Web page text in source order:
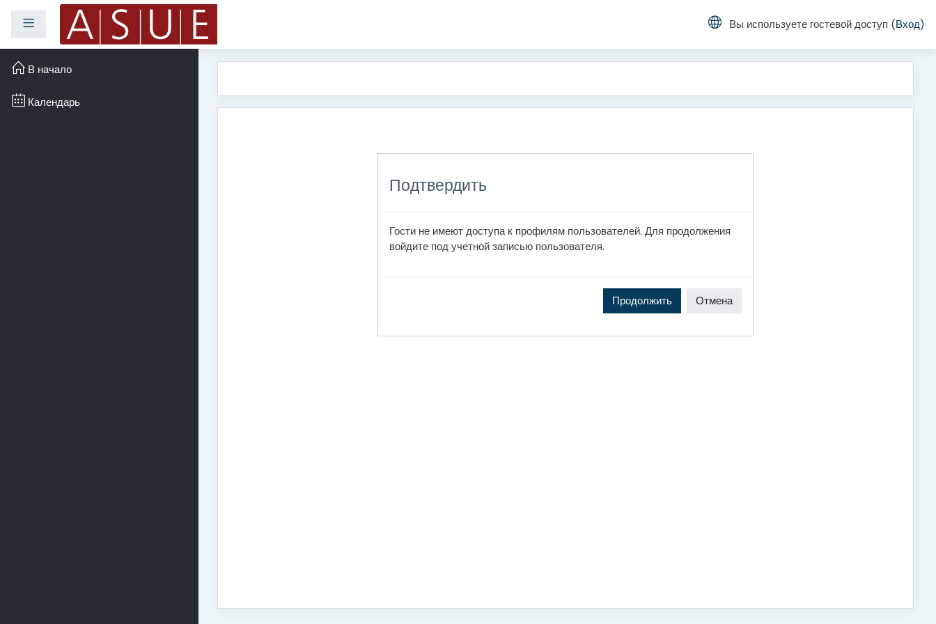
Боковая панель Вы используете гостевой доступ (Вход)
Перейти к основному содержанию
Подтвердить
Гости не имеют доступа к профилям пользователей. Для продолжения
войдите под учетной записью пользователя.
Продолжить Отмена
В начало
Календарь